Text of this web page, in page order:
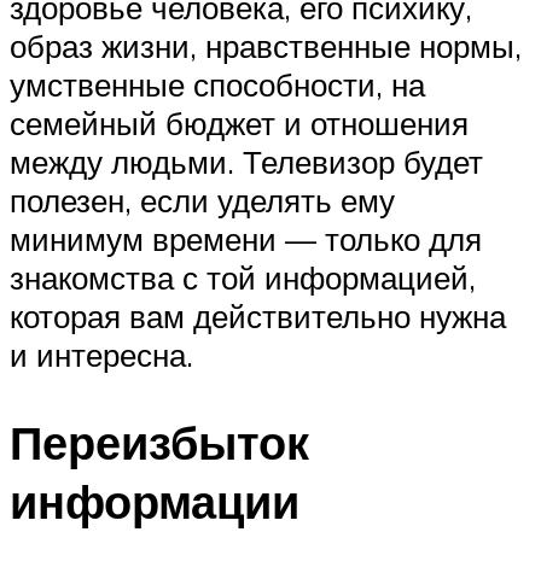
образ жизни, нравственные нормы,
умственные способности, на
семейный бюджет и отношения
между людьми. Телевизор будет
полезен, если уделять ему
минимум времени — только для
знакомства с той информацией,
которая вам действительно нужна
и интересна.
Переизбыток
информации